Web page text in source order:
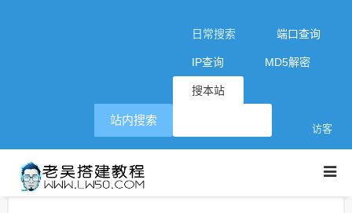
日常搜索 端口查询
IP查询 MD5解密
搜本站
访客
站内搜索